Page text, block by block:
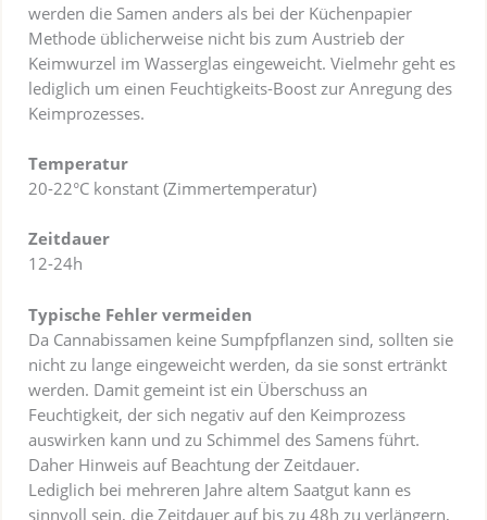
werden die Samen anders als bei der Küchenpapier
Methode üblicherweise nicht bis zum Austrieb der
Keimwurzel im Wasserglas eingeweicht. Vielmehr geht es
lediglich um einen Feuchtigkeits-Boost zur Anregung des
Keimprozesses.
Temperatur
20-22°C konstant (Zimmertemperatur)
Zeitdauer
12-24h
Typische Fehler vermeiden
Da Cannabissamen keine Sumpfpflanzen sind, sollten sie
nicht zu lange eingeweicht werden, da sie sonst ertränkt
werden. Damit gemeint ist ein Überschuss an
Feuchtigkeit, der sich negativ auf den Keimprozess
auswirken kann und zu Schimmel des Samens führt.
Daher Hinweis auf Beachtung der Zeitdauer.
Lediglich bei mehreren Jahre altem Saatgut kann es
sinnvoll sein, die Zeitdauer auf bis zu 48h zu verlängern,